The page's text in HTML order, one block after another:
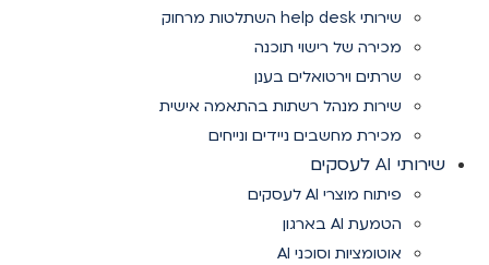
שירותי help desk השתלטות מרחוק
מכירה של רישוי תוכנה
שרתים וירטואלים בענן
שירות מנהל רשתות בהתאמה אישית
מכירת מחשבים ניידים ונייחים
שירותי AI לעסקים
פיתוח מוצרי AI לעסקים
הטמעת AI בארגון
אוטומציות וסוכני AI